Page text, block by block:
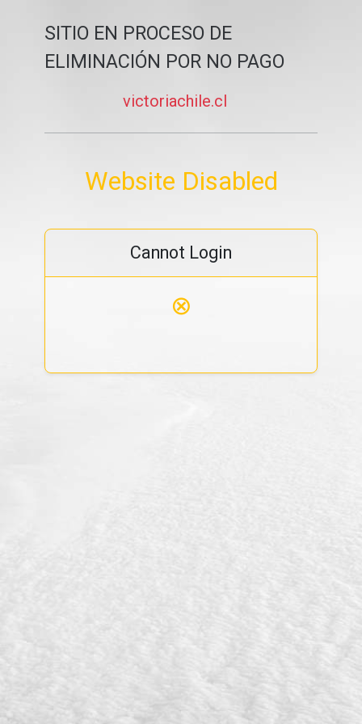
SITIO EN PROCESO DE
ELIMINACIÓN POR NO PAGO
victoriachile.cl
Website Disabled
Cannot Login
⊗